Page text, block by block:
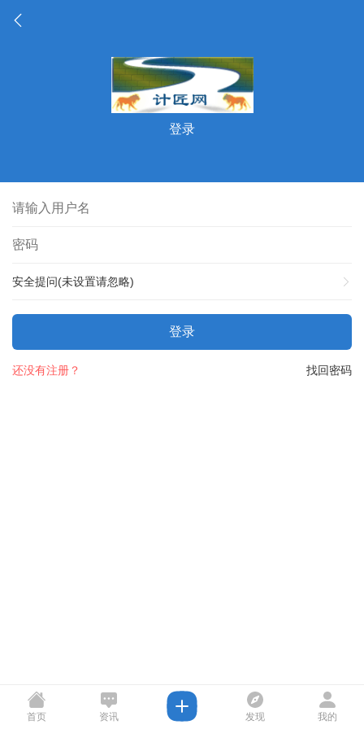
登录
安全提问(未设置请忽略)
登录
找回密码
还没有注册？
首页 资讯 发现 我的